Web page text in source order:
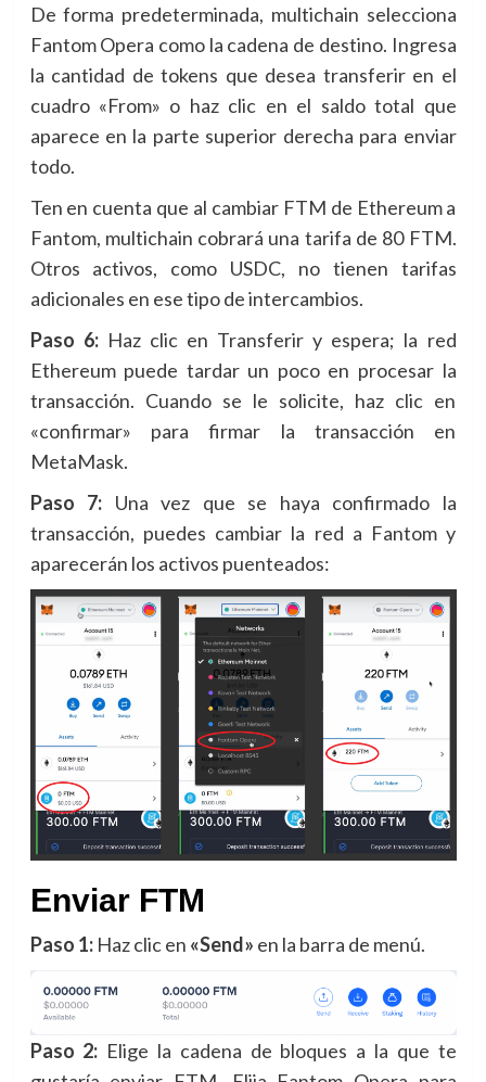
De forma predeterminada, multichain selecciona
Fantom Opera como la cadena de destino. Ingresa
la cantidad de tokens que desea transferir en el
cuadro «From» o haz clic en el saldo total que
aparece en la parte superior derecha para enviar
todo.
Ten en cuenta que al cambiar FTM de Ethereum a
Fantom, multichain cobrará una tarifa de 80 FTM.
Otros activos, como USDC, no tienen tarifas
adicionales en ese tipo de intercambios.
Paso 6:Haz clic en Transferir y espera; la red
Ethereum puede tardar un poco en procesar la
transacción. Cuando se le solicite, haz clic en
«confirmar» para firmar la transacción en
MetaMask.
Paso 7: Una vez que se haya confirmado la
transacción, puedes cambiar la red a Fantom y
aparecerán los activos puenteados:
Enviar FTM
Paso 1:Haz clic en «Send» en la barra de menú.
Paso 2: Elige la cadena de bloques a la que te